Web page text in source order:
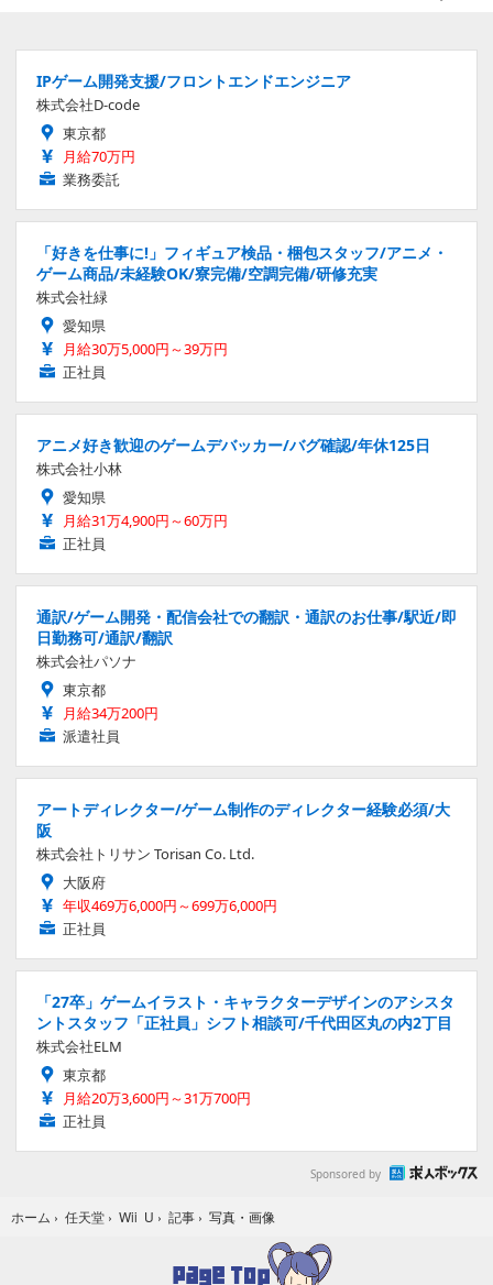
IPゲーム開発支援/フロントエンドエンジニア
株式会社D-code
東京都
月給70万円
業務委託
「好きを仕事に!」フィギュア検品・梱包スタッフ/アニメ・
ゲーム商品/未経験OK/寮完備/空調完備/研修充実
株式会社緑
愛知県
月給30万5,000円～39万円
正社員
アニメ好き歓迎のゲームデバッカー/バグ確認/年休125日
株式会社小林
愛知県
月給31万4,900円～60万円
正社員
通訳/ゲーム開発・配信会社での翻訳・通訳のお仕事/駅近/即
日勤務可/通訳/翻訳
株式会社パソナ
東京都
月給34万200円
派遣社員
アートディレクター/ゲーム制作のディレクター経験必須/大
阪
株式会社トリサン Torisan Co. Ltd.
大阪府
年収469万6,000円～699万6,000円
正社員
「27卒」ゲームイラスト・キャラクターデザインのアシスタ
ントスタッフ「正社員」シフト相談可/千代田区丸の内2丁目
株式会社ELM
東京都
月給20万3,600円～31万700円
正社員
Sponsored by
ホーム › 任天堂 › Wii U › 記事 › 写真・画像